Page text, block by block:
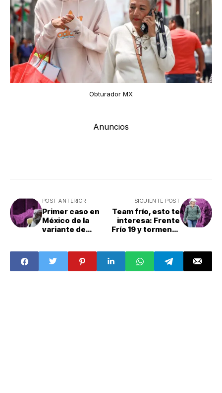
Obturador MX
Anuncios
POST ANTERIOR
Primer caso en
México de la
variante de
SIGUIENTE POST
Team frío, esto te
interesa: Frente
Frío 19 y tormenta